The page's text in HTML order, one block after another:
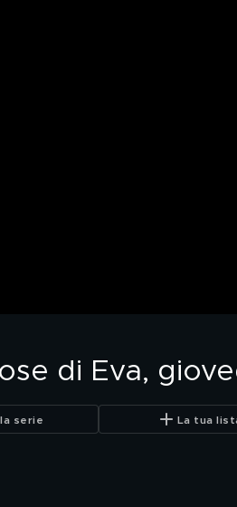
di Eva,
serie La tua